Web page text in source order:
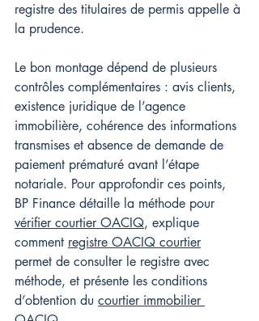
registre des titulaires de permis appelle à
la prudence.
Le bon montage dépend de plusieurs
contrôles complémentaires : avis clients,
existence juridique de l’agence
immobilière, cohérence des informations
transmises et absence de demande de
paiement prématuré avant l’étape
notariale. Pour approfondir ces points,
BP Finance détaille la méthode pour
vérifier courtier OACIQ, explique
comment registre OACIQ courtier
permet de consulter le registre avec
méthode, et présente les conditions
d’obtention du courtier immobilier